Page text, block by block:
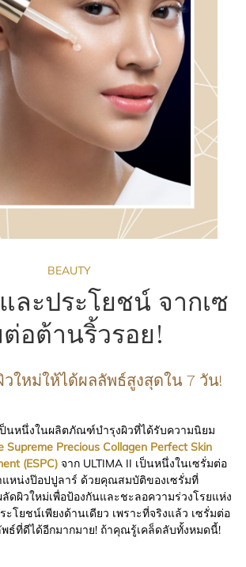
BEAUTY
ละประโยชน์ จากเซ
อต้านริ้วรอย!
วใหม่ให้ได้ผลลัพธ์สูงสุดใน 7 วัน!
ป็นหนึ่งในผลิตภัณฑ์บำรุงผิวที่ได้รับความนิยม
Supreme Precious Collagen Perfect Skin
(ESPC) จาก ULTIMA II เป็นหนึ่งในเซรั่มต่อ
แหน่งป๊อปปูลาร์ ด้วยคุณสมบัติของเซรั่มที่
ดผิวใหม่เพื่อป้องกันและชะลอความร่วงโรยแห่ง
โยชน์เพียงด้านเดียว เพราะที่จริงแล้ว เซรั่มต่อ
ธ์ที่ดีได้อีกมากมาย! ถ้าคุณรู้เคล็ดลับทั้งหมดนี้!